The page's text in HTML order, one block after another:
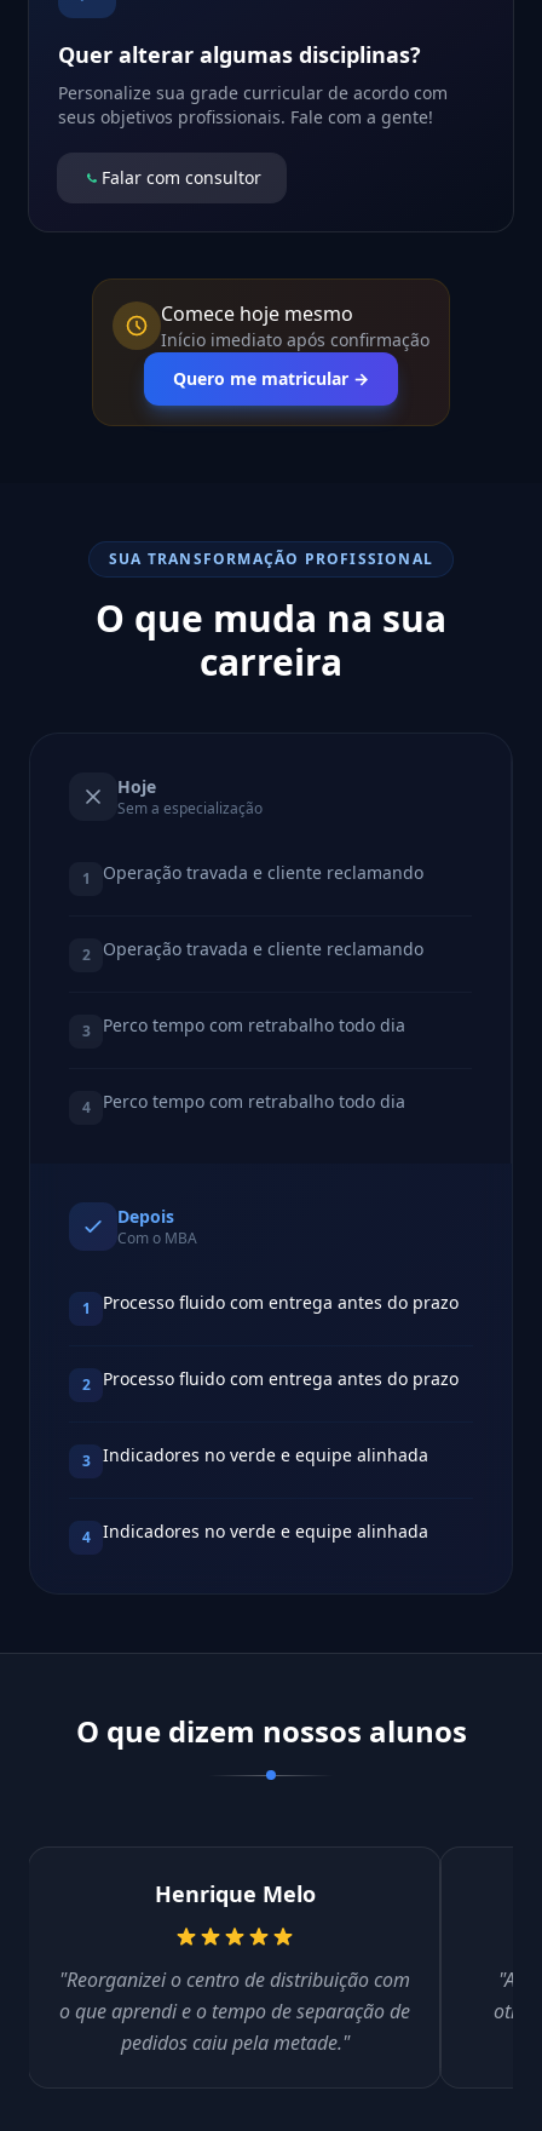
Quer alterar algumas disciplinas?
Personalize sua grade curricular de acordo com
seus objetivos profissionais. Fale com a gente!
Falar com consultor
Comece hoje mesmo
Início imediato após confirmação
Quero me matricular →
SUA TRANSFORMAÇÃO PROFISSIONAL
O que muda na sua
carreira
Hoje
Sem a especialização
1 Operação travada e cliente reclamando
2 Operação travada e cliente reclamando
3 Perco tempo com retrabalho todo dia
4 Perco tempo com retrabalho todo dia
Depois
Com o MBA
1 Processo fluido com entrega antes do prazo
2 Processo fluido com entrega antes do prazo
3 Indicadores no verde e equipe alinhada
4 Indicadores no verde e equipe alinhada
O que dizem nossos alunos
Henrique Melo
"Reorganizei o centro de distribuição com
o que aprendi e o tempo de separação de
pedidos caiu pela metade."